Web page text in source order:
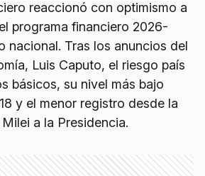
reaccionó con optimismo a
programa financiero 2026-
nacional. Tras los anuncios del
Luis Caputo, el riesgo país
básicos, su nivel más bajo
y el menor registro desde la
a la Presidencia.